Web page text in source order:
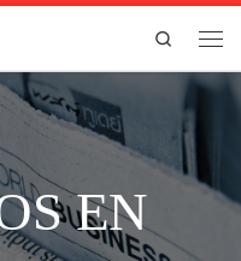
Search
EN